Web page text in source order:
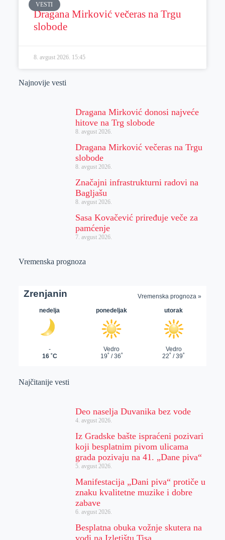
VESTI
Dragana Mirković večeras na Trgu
slobode
8. avgust 2026. 15:45
Najnovije vesti
Dragana Mirković donosi najveće
hitove na Trg slobode
8. avgust 2026.
Dragana Mirković večeras na Trgu
slobode
8. avgust 2026.
Značajni infrastrukturni radovi na
Bagljašu
8. avgust 2026.
Sasa Kovačević priređuje veče za
pamćenje
7. avgust 2026.
Vremenska prognoza
Najčitanije vesti
Deo naselja Duvanika bez vode
4. avgust 2026.
Iz Gradske bašte ispraćeni pozivari
koji besplatnim pivom ulicama
grada pozivaju na 41. „Dane piva“
5. avgust 2026.
Manifestacija „Dani piva“ protiče u
znaku kvalitetne muzike i dobre
zabave
6. avgust 2026.
Besplatna obuka vožnje skutera na
vodi na Izletištu Tisa